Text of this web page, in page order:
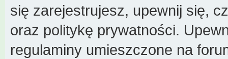
się zarejestrujesz, upewnij się,
oraz politykę prywatności.
regulaminy umieszczone na